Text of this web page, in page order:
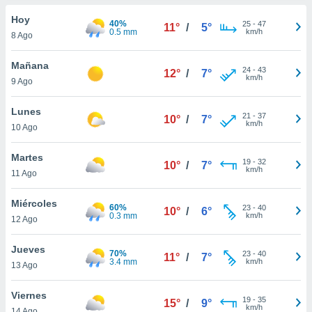
en
nuestra
y
cookies
Hoy
8 Ago
40%
0.5 mm
11° / 5° 25- 47
km/h
Mañana
9 Ago
12° / 7° 24- 43
km/h
Lunes
10 Ago
10° / 7° 21 - 37
km/h
Martes
11 Ago
10° / 7° 19- 32
km/h
Miércoles
12 Ago
60%
0.3 mm
10° / 6° 23- 40
km/h
Jueves
13 Ago
70%
3.4 mm
11° / 7° 23- 40
km/h
Viernes
15° / 9° 19- 35
km/h